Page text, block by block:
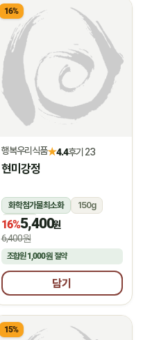
16%
행복우리식품★4.4후기 23
현미강정
화학첨가물최소화
150g
상온
16%5,400원
6,400원
조합원1,000원절약
담기
15%